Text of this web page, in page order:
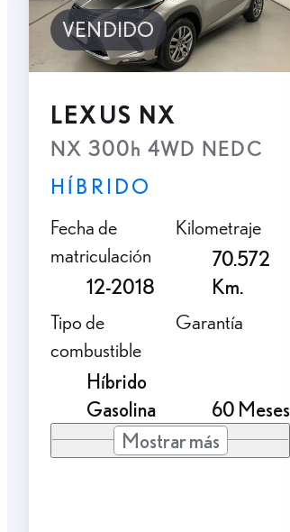
VENDIDO
LEXUS NX
NX 300h 4WD NEDC
HÍBRIDO
Fecha de
matriculación
12-2018
Kilometraje
70.572
Km.
Tipo de
combustible
Híbrido
Gasolina
Garantía
60 Meses
Mostrar más